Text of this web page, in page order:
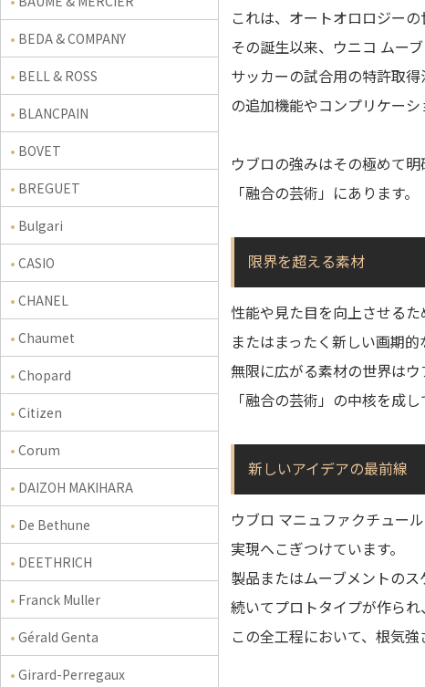
BEDA & COMPANY
BELL & ROSS
BLANCPAIN
BOVET
BREGUET
Bulgari
CASIO
CHANEL
Chaumet
Chopard
Citizen
Corum
DAIZOH MAKIHARA
De Bethune
DEETHRICH
Franck Muller
Gérald Genta
Girard-Perregaux
これは、オートオロロジーの
その誕生以来、ウニコ ムー
サッカーの試合用の特許取
の追加機能やコンプリケー
ウブロの強みはその極めて
「融合の芸術」にあります。
限界を超える素材
性能や見た目を向上させるた
またはまったく新しい画期的
無限に広がる素材の世界は
「融合の芸術」の中核を成し
新しいアイデアの最前線
ウブロ マニュファクチュー
実現へこぎつけています。
製品またはムーブメントのス
続いてプロトタイプが作られ
この全工程において、根気